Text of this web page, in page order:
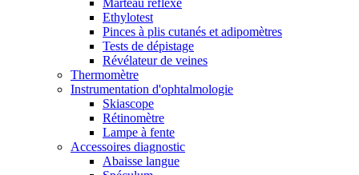
Marteau réflexe
Ethylotest
Pinces à plis cutanés et adipomètres
Tests de dépistage
Révélateur de veines
Thermomètre
Instrumentation d'ophtalmologie
Skiascope
Rétinomètre
Lampe à fente
Accessoires diagnostic
Abaisse langue